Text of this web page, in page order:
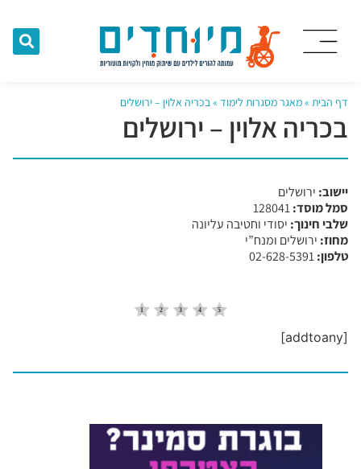
דף הבית »מאגר מסגרות לימוד »בכריה אלוין – ירושלים
בכריה אלוין – ירושלים
יישוב: ירושלים
סמל מוסד:​128041
שלבי חינוך: יסודי וחטיבה עליונה
מחוז: ירושלים ומנח”י
טלפון:
[addtoany]